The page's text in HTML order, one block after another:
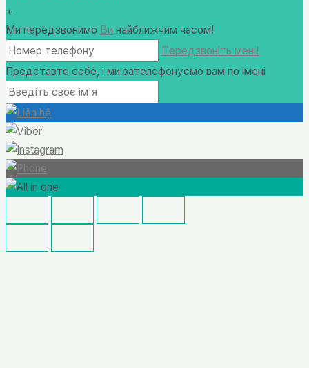
+
Ми передзвонимо Ви найближчим часом!
Передзвоніть мені!
Представте себе, і ми зателефонуємо вам по імені